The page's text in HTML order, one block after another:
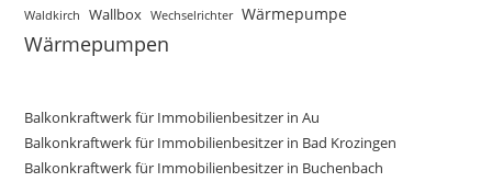
Waldkirch Wallbox Wechselrichter Wärmepumpe
Wärmepumpen
Balkonkraftwerk für Immobilienbesitzer in Au
Balkonkraftwerk für Immobilienbesitzer in Bad Krozingen
Balkonkraftwerk für Immobilienbesitzer in Buchenbach